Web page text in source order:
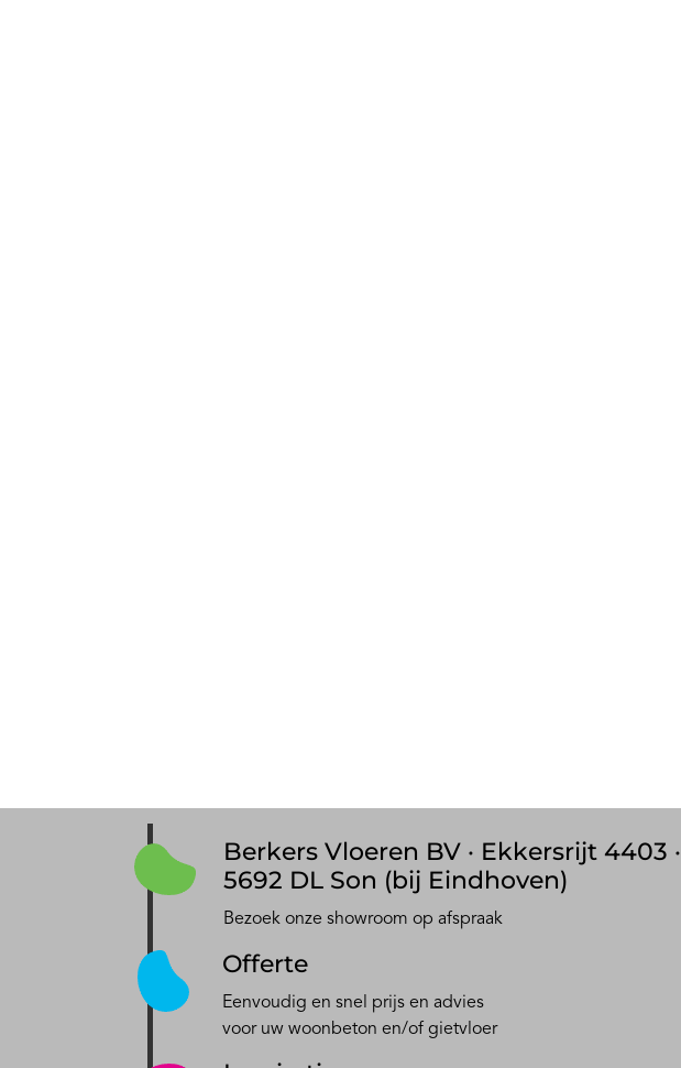
Berkers Vloeren BV · Ekkersrijt 4403 ·
5692 DL Son (bij Eindhoven)
Bezoek onze showroom op afspraak
Offerte
Eenvoudig en snel prijs en advies
voor uw woonbeton en/of gietvloer